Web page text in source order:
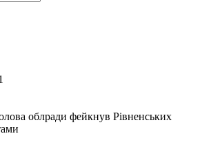
облради фейкнув Рівненських